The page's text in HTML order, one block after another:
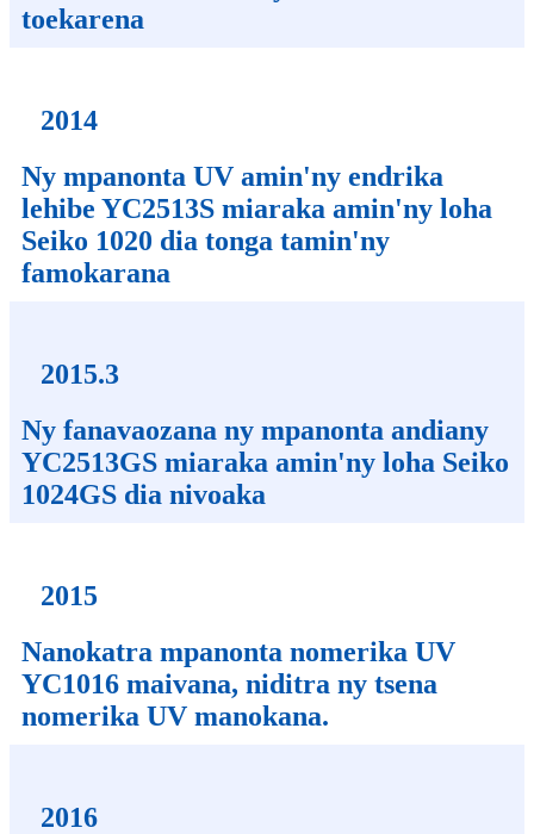
toekarena
2014
Ny mpanonta UV amin'ny endrika
lehibe YC2513S miaraka amin'ny loha
Seiko 1020 dia tonga tamin'ny
famokarana
2015.3
Ny fanavaozana ny mpanonta andiany
YC2513GS miaraka amin'ny loha Seiko
1024GS dia nivoaka
2015
Nanokatra mpanonta nomerika UV
YC1016 maivana, niditra ny tsena
nomerika UV manokana.
2016